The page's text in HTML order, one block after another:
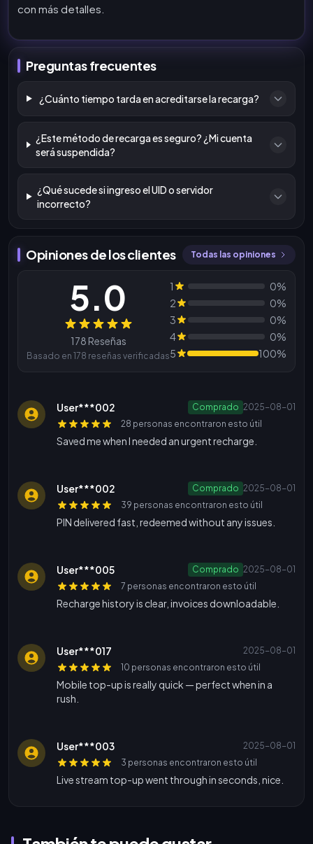
con más detalles.
Preguntas frecuentes
¿Cuánto tiempo tarda en acreditarse la recarga?
¿Este método de recarga es seguro? ¿Mi cuenta
será suspendida?
¿Qué sucede si ingreso el UID o servidor
incorrecto?
Opiniones de los clientes Todas las opiniones
Reseñas
5.0
178 Reseñas
Basado en 178 reseñas verificadas
1
0%
2
0%
3
0%
4
0%
5
100%
User***002 Comprado 2025-08-01
28 personas encontraron esto útil
Saved me when I needed an urgent recharge.
User***002 Comprado 2025-08-01
39 personas encontraron esto útil
PIN delivered fast, redeemed without any issues.
User***005 Comprado 2025-08-01
7 personas encontraron esto útil
Recharge history is clear, invoices downloadable.
User***017
2025-08-01
10 personas encontraron esto útil
Mobile top-up is really quick — perfect when in a
rush.
User***003
2025-08-01
3 personas encontraron esto útil
Live stream top-up went through in seconds, nice.